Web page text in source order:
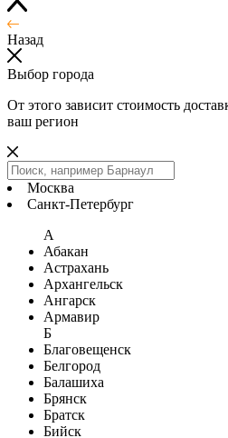
Назад
Выбор города
От этого зависит стоимость
ваш регион
Москва
Санкт-Петербург
А
Абакан
Астрахань
Архангельск
Ангарск
Армавир
Б
Благовещенск
Белгород
Балашиха
Брянск
Братск
Бийск